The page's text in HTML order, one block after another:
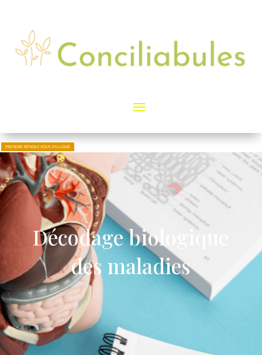
PRENDRE RENDEZ-VOUS EN LIGNE
Décodage biologique
des maladies